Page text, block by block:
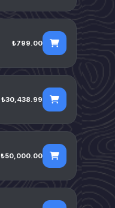
₺799.00
₺30,438.99
₺50,000.00